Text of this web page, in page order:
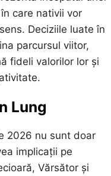
care nativii vor
Deciziile luate în
parcursul viitor,
fideli valorilor lor și
Lung
2026 nu sunt doar
implicații pe
Vărsător și